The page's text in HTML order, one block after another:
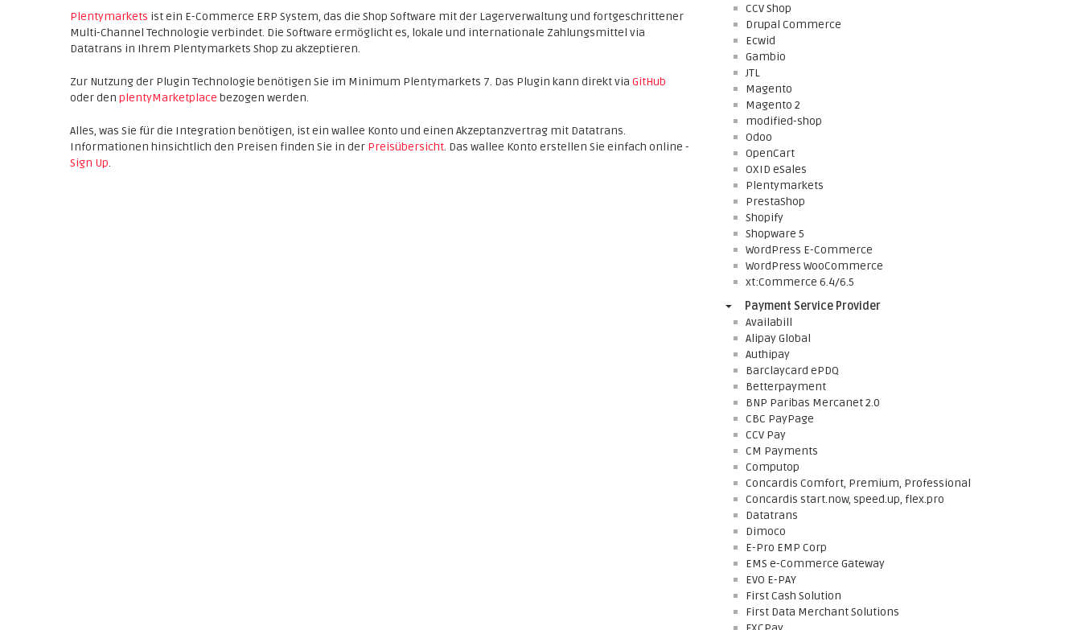
Plentymarkets ist ein E-Commerce ERP System, das die Shop Software mit der Lagerverwaltung und fortgeschrittener
Multi-Channel Technologie verbindet. Die Software ermöglicht es, lokale und internationale Zahlungsmittel via
Datatrans in Ihrem Plentymarkets Shop zu akzeptieren.
Zur Nutzung der Plugin Technologie benötigen Sie im Minimum Plentymarkets 7. Das Plugin kann direkt via GitHub
oder den plentyMarketplace bezogen werden.
Alles, was Sie für die Integration benötigen, ist ein wallee Konto und einen Akzeptanzvertrag mit Datatrans.
Informationen hinsichtlich den Preisen finden Sie in der Preisübersicht. Das wallee Konto erstellen Sie einfach online -
Sign Up.
CCV Shop
Drupal Commerce
Ecwid
Gambio
JTL
Magento
Magento 2
modified-shop
Odoo
OpenCart
OXID eSales
Plentymarkets
PrestaShop
Shopify
Shopware 5
WordPress E-Commerce
WordPress WooCommerce
xt:Commerce 6.4/6.5
Payment Service Provider
Availabill
Alipay Global
Authipay
Barclaycard ePDQ
Betterpayment
BNP Paribas Mercanet 2.0
CBC PayPage
CCV Pay
CM Payments
Computop
Concardis Comfort, Premium, Professional
Concardis start.now, speed.up, flex.pro
Datatrans
Dimoco
E-Pro EMP Corp
EMS e-Commerce Gateway
EVO E-PAY
First Cash Solution
First Data Merchant Solutions